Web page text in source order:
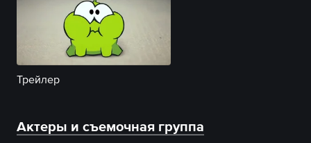
Трейлер
Актеры и съемочная группа